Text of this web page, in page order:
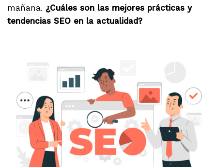
mañana. ¿Cuáles son las mejores prácticas y
tendencias SEO en la actualidad?